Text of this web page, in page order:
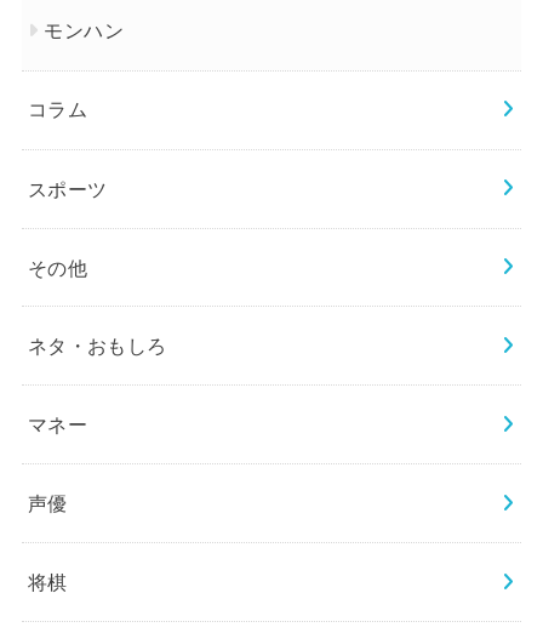
モンハン
コラム
スポーツ
その他
ネタ・おもしろ
マネー
声優
将棋